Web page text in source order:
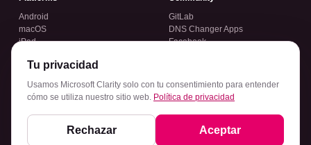
Android
macOS
iPad
Windows
GitLab
DNS Changer Apps
Facebook
© 2026 VPN Pink. All rights reserved.
Tu privacidad
Usamos Microsoft Clarity solo con tu consentimiento para entender
cómo se utiliza nuestro sitio web. Política de privacidad
Rechazar Aceptar